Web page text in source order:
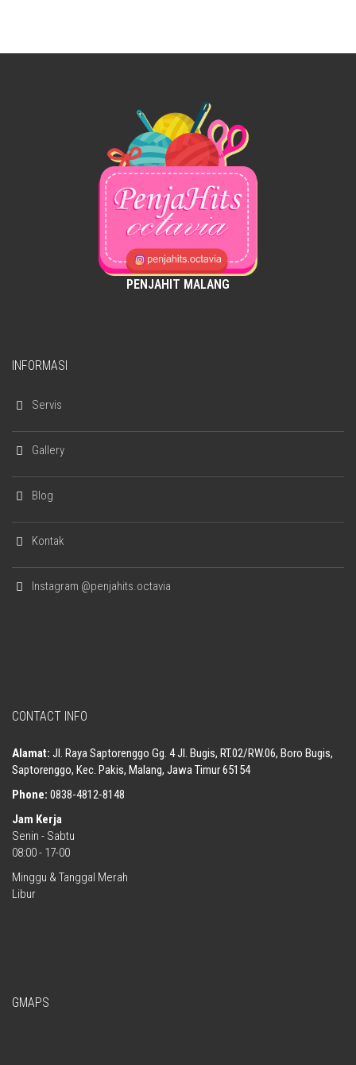
PENJAHIT MALANG
INFORMASI
Servis
Gallery
Blog
Kontak
Instagram @penjahits.octavia
CONTACT INFO
Alamat: Jl. Raya Saptorenggo Gg. 4 Jl. Bugis, RT.02/RW.06, Boro Bugis,
Saptorenggo, Kec. Pakis, Malang, Jawa Timur 65154
Phone: 0838-4812-8148
Jam Kerja
Senin - Sabtu
08:00 - 17-00
Minggu & Tanggal Merah
Libur
GMAPS